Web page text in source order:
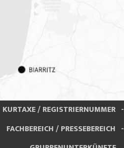
KURTAXE / REGISTRIERNUMMER
FACHBEREICH / PRESSEBEREICH